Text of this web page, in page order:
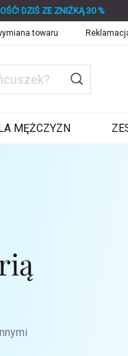
DZIŚ ZE ZNIŻKĄ 30 %
towaru
MĘŻCZYZN